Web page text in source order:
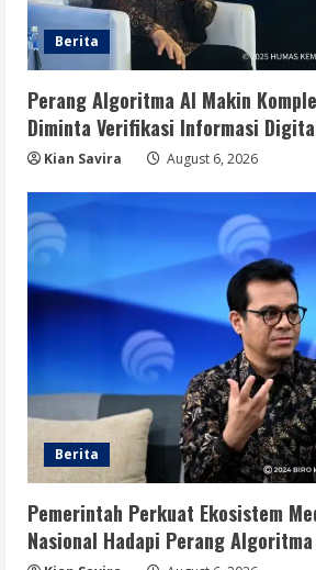
Berita
Perang Algoritma AI Makin
Diminta Verifikasi Informasi
Kian Savira August 6, 2026
Berita
Pemerintah Perkuat Ekosistem
Nasional Hadapi Perang